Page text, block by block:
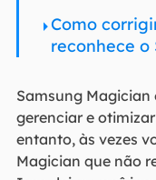
Como
reconhece o
Samsung
gerenciar e
entanto, às vezes
Magician que não